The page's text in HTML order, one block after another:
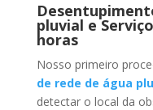
pluvial e
horas
Nosso primeiro
de rede de água
detectar o local da